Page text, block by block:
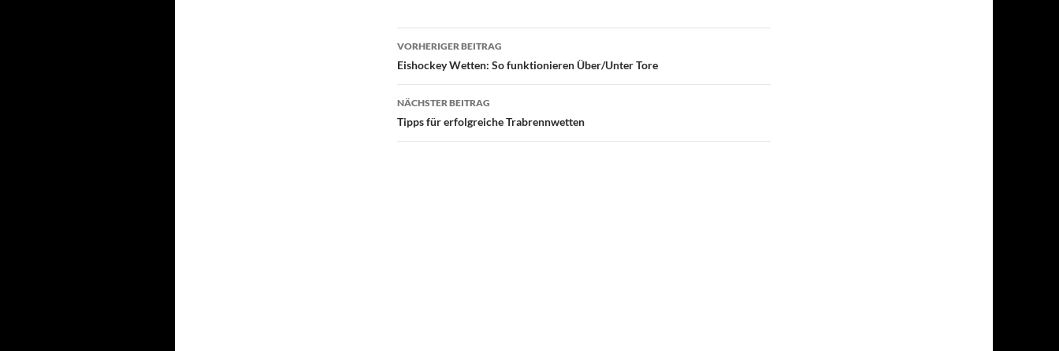
Beitragsnavigation
VORHERIGER BEITRAG
Eishockey Wetten: So funktionieren Über/Unter Tore
NÄCHSTER BEITRAG
Tipps für erfolgreiche Trabrennwetten